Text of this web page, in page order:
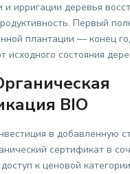
и ирригации деревья
Первый
плантации — конец
исходного состояния
BIO
в добавленную
сертификат в
к ценовой